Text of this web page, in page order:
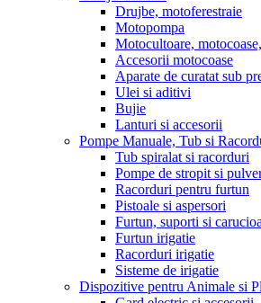
Drujbe, motoferestraie
Motopompa
Motocultoare,
Accesorii motocoase
Aparate de curatat sub
Ulei si aditivi
Bujie
Lanturi si accesorii
Pompe Manuale, Tub si
Tub spiralat si racorduri
Pompe de stropit si
Racorduri pentru furtun
Pistoale si aspersori
Furtun, suporti si
Furtun irigatie
Racorduri irigatie
Sisteme de irigatie
Dispozitive pentru Animale si